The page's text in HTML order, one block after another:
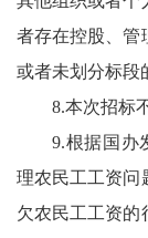
者存在控股、管
或者未划分标段
8.本次招标
9.根据国办
理农民工工资问
欠农民工工资的